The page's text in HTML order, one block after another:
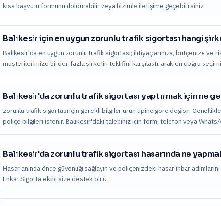
kısa başvuru formunu doldurabilir veya bizimle iletişime geçebilirsiniz.
Balıkesir için en uygun zorunlu trafik sigortası hangi
Balıkesir'da en uygun zorunlu trafik sigortası; ihtiyaçlarınıza, bütçenize
müşterilerimize birden fazla şirketin teklifini karşılaştırarak en doğru seçimi
Balıkesir'da zorunlu trafik sigortası yaptırmak için ne
zorunlu trafik sigortası için gerekli bilgiler ürün tipine göre değişir.
poliçe bilgileri istenir. Balıkesir'daki talebiniz için form, telefon veya
Balıkesir'da zorunlu trafik sigortası hasarında ne
Hasar anında önce güvenliği sağlayın ve poliçenizdeki hasar ihbar
Enkar Sigorta ekibi size destek olur.